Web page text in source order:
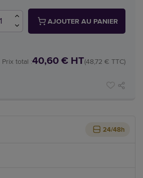
AJOUTER AU PANIER
Prix total :40,60 € HT(48,72 € TTC)
24/48h